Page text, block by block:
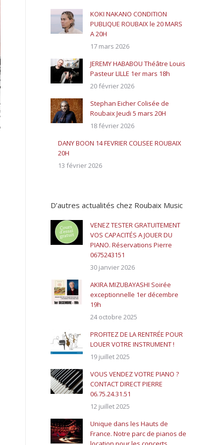
KOKI NAKANO CONDITION
PUBLIQUE ROUBAIX le 20 MARS
A 20H
17 mars 2026
JEREMY HABABOU Théâtre Louis
Pasteur LILLE 1er mars 18h
20 février 2026
Stephan Eicher Colisée de
Roubaix Jeudi 5 mars 20H
18 février 2026
DANY BOON 14 FEVRIER COLISEE ROUBAIX
20H
13 février 2026
D’autres actualités chez Roubaix Music
VENEZ TESTER GRATUITEMENT
VOS CAPACITÉS A JOUER DU
PIANO. Réservations Pierre
0675243151
30 janvier 2026
AKIRA MIZUBAYASHI Soirée
exceptionnelle 1er décembre
19h
24 octobre 2025
PROFITEZ DE LA RENTRÉE POUR
LOUER VOTRE INSTRUMENT !
19 juillet 2025
VOUS VENDEZ VOTRE PIANO ?
CONTACT DIRECT PIERRE
06.75.24.31.51
12 juillet 2025
Unique dans les Hauts de
France. Notre parc de pianos de